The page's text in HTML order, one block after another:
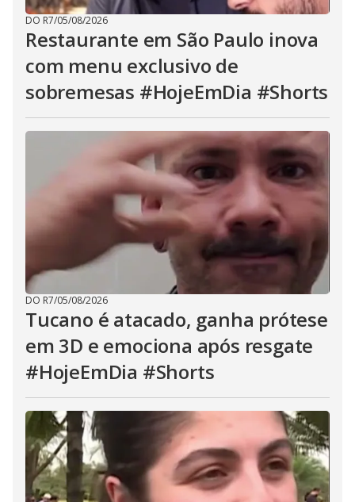
DO R7/05/08/2026
Restaurante em São Paulo inova
com menu exclusivo de
sobremesas #HojeEmDia #Shorts
DO R7/05/08/2026
Tucano é atacado, ganha prótese
em 3D e emociona após resgate
#HojeEmDia #Shorts